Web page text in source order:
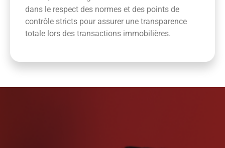
dans le respect des normes et des points de
contrôle stricts pour assurer une transparence
totale lors des transactions immobilières.